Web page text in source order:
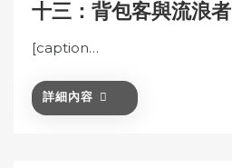
十三：背包客與流浪者
[caption…
詳細內容